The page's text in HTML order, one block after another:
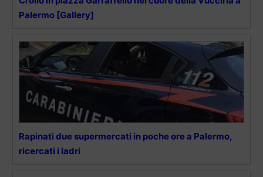
Palermo [Gallery]
Rapinati due supermercati in poche ore a Palermo,
ricercati i ladri